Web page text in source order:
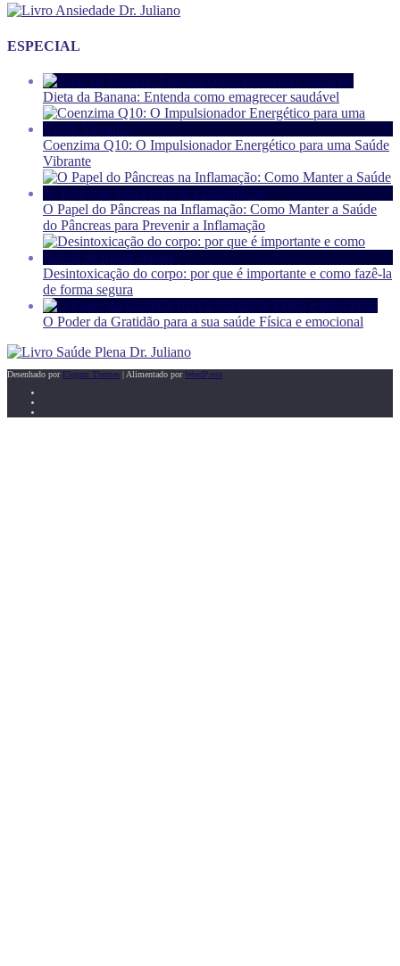
ESPECIAL
Dieta da Banana: Entenda como emagrecer saudável
Coenzima Q10: O Impulsionador Energético para uma Saúde
Vibrante
O Papel do Pâncreas na Inflamação: Como Manter a Saúde
do Pâncreas para Prevenir a Inflamação
Desintoxicação do corpo: por que é importante e como fazê-la
de forma segura
O Poder da Gratidão para a sua saúde Física e emocional
Desenhado por Elegant Themes | Alimentado porWordPress